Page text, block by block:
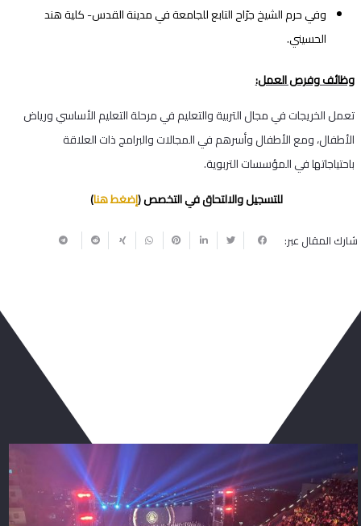
وفي حرم الشيخ جرّاح التابع للجامعة في مدينة القدس- كلية هند
الحسيني.
وظائف وفرص العمل:
تعمل الخريجات في مجال التربية والتعليم في مرحلة التعليم الأساسي ورياض
الأطفال، ومع الأطفال وأسرهم في المجالات والبرامج ذات العلاقة
باحتياجاتها في المؤسسات التربوية.
للتسجيل والالتحاق في التخصص (إضغط هنا)
شارك المقال عبر: